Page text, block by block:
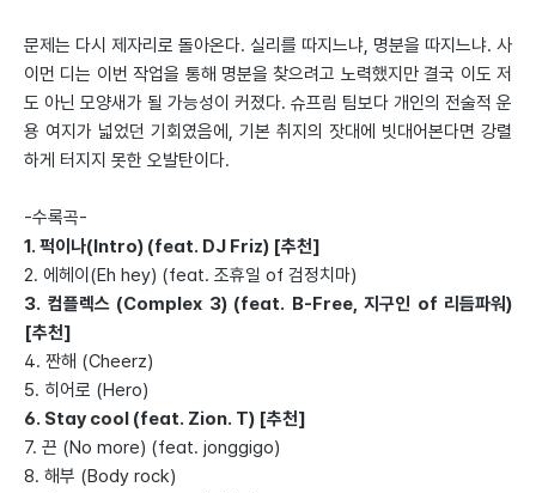
문제는 다시 제자리로 돌아온다. 실리를 따지느냐, 명분을 따지느냐. 사
이먼 디는 이번 작업을 통해 명분을 찾으려고 노력했지만 결국 이도 저
도 아닌 모양새가 될 가능성이 커졌다. 슈프림 팀보다 개인의 전술적 운
용 여지가 넓었던 기회였음에, 기본 취지의 잣대에 빗대어본다면 강렬
하게 터지지 못한 오발탄이다.
-수록곡-
1. 퍽이나(Intro) (feat. DJ Friz) [추천]
2. 에헤이(Eh hey) (feat. 조휴일 of 검정치마)
3. 컴플렉스 (Complex 3) (feat. B-Free, 지구인 of 리듬파워)
[추천]
4. 짠해 (Cheerz)
5. 히어로 (Hero)
6. Stay cool (feat. Zion. T) [추천]
7. 끈 (No more) (feat. jonggigo)
8. 해부 (Body rock)